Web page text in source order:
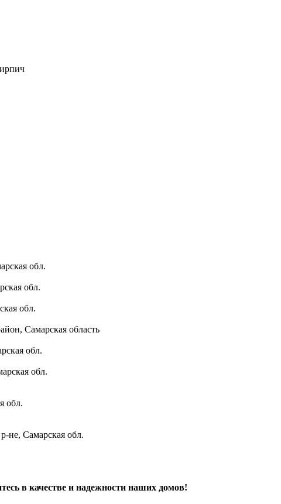
обл.
обл.
обл.
Самарская область
обл.
обл.
обл.
не, Самарская обл.
в качестве и надежности наших домов!